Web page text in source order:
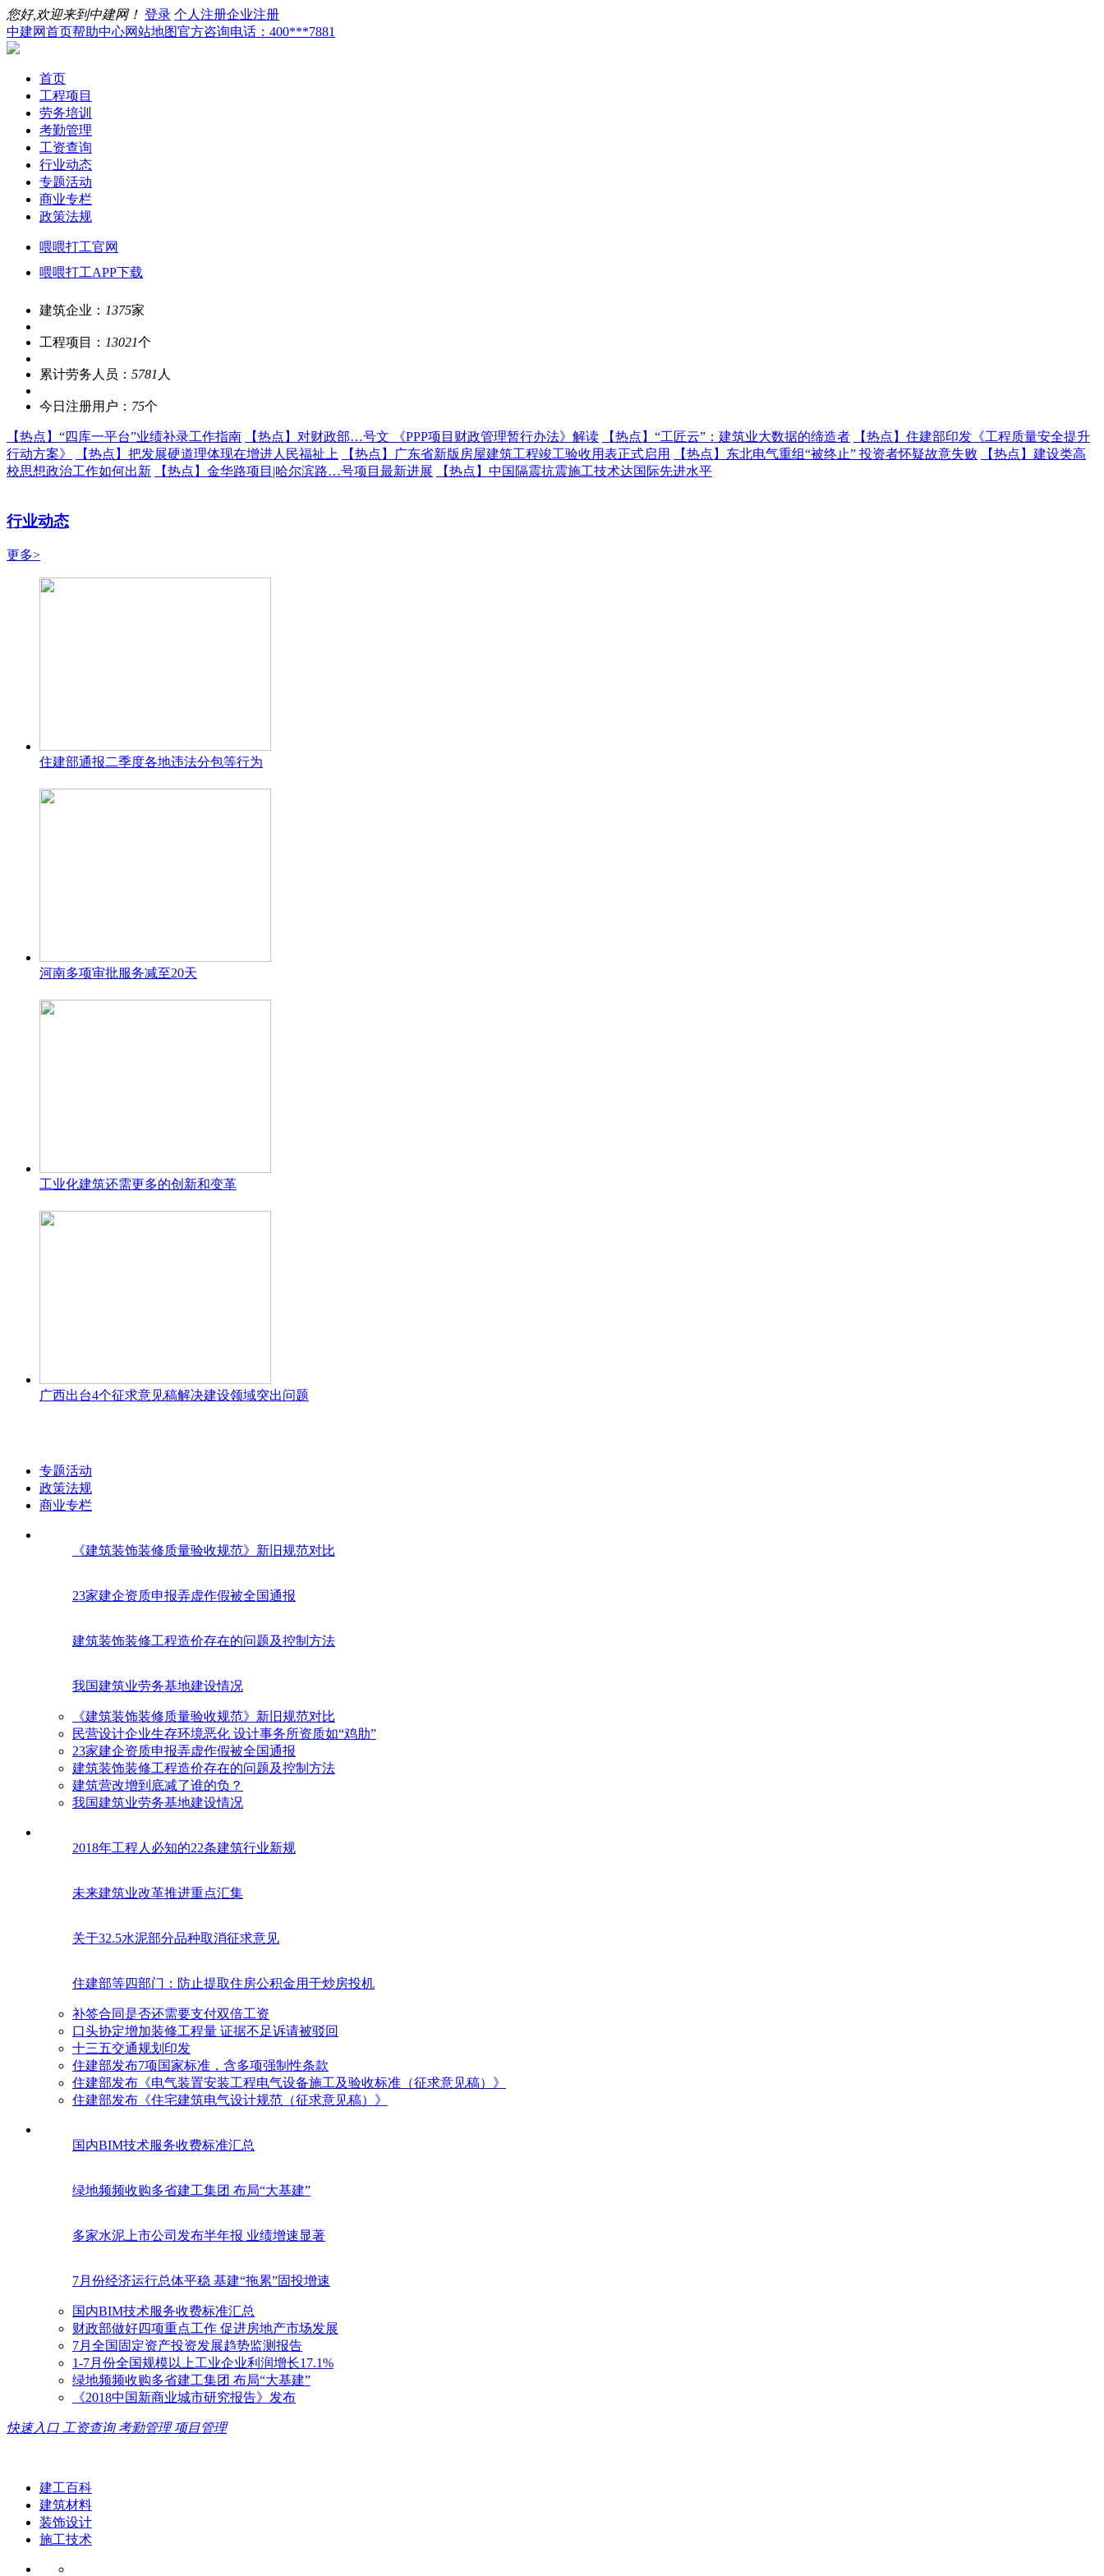
您好,欢迎来到中建网！ 登录 个人注册企业注册
中建网首页帮助中心网站地图官方咨询电话：400***7881
首页
工程项目
劳务培训
考勤管理
工资查询
行业动态
专题活动
商业专栏
政策法规
喂喂打工官网
喂喂打工APP下载
建筑企业： 1375家
工程项目： 13021个
累计劳务人员： 5781 人
今日注册用户： 75个
【热点】 “四库一平台”业绩补录工作指南 【热点】 对财政部…号文 《PPP项目财政管理暂行办法》解读 【热点】 “工匠云”：建筑业大数据的缔造者 【热点】 住建部印发《工程质量安全提升
行动方案》
【热点】 把发展硬道理体现在增进人民福祉上 【热点】 广东省新版房屋建筑工程竣工验收用表正式启用 【热点】 东北电气重组“被终止” 投资者怀疑故意失败 【热点】 建设类高
校思想政治工作如何出新
【热点】 金华路项目|哈尔滨路…号项目最新进展 【热点】 中国隔震抗震施工技术达国际先进水平
行业动态
更多>
住建部通报二季度各地违法分包等行为
河南多项审批服务减至20天
工业化建筑还需更多的创新和变革
广西出台4个征求意见稿解决建设领域突出问题
专题活动
政策法规
商业专栏
《建筑装饰装修质量验收规范》新旧规范对比
23家建企资质申报弄虚作假被全国通报
建筑装饰装修工程造价存在的问题及控制方法
我国建筑业劳务基地建设情况
《建筑装饰装修质量验收规范》新旧规范对比
民营设计企业生存环境恶化 设计事务所资质如“鸡肋”
23家建企资质申报弄虚作假被全国通报
建筑装饰装修工程造价存在的问题及控制方法
建筑营改增到底减了谁的负？
我国建筑业劳务基地建设情况
2018年工程人必知的22条建筑行业新规
未来建筑业改革推进重点汇集
关于32.5水泥部分品种取消征求意见
住建部等四部门：防止提取住房公积金用于炒房投机
补签合同是否还需要支付双倍工资
口头协定增加装修工程量 证据不足诉请被驳回
十三五交通规划印发
住建部发布7项国家标准，含多项强制性条款
住建部发布《电气装置安装工程电气设备施工及验收标准（征求意见稿）》
住建部发布《住宅建筑电气设计规范（征求意见稿）》
国内BIM技术服务收费标准汇总
绿地频频收购多省建工集团 布局“大基建”
多家水泥上市公司发布半年报 业绩增速显著
7月份经济运行总体平稳 基建“拖累”固投增速
国内BIM技术服务收费标准汇总
财政部做好四项重点工作 促进房地产市场发展
7月全国固定资产投资发展趋势监测报告
1-7月份全国规模以上工业企业利润增长17.1%
绿地频频收购多省建工集团 布局“大基建”
《2018中国新商业城市研究报告》发布
快速入口 工资查询 考勤管理 项目管理
建工百科
建筑材料
装饰设计
施工技术